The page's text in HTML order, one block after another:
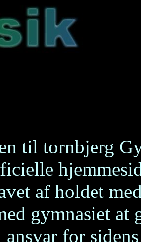
til tornbjerg
af holdet
gymnasiet at
ansvar for